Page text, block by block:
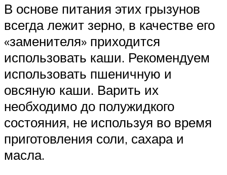
В основе питания этих грызунов
всегда лежит зерно, в качестве его
«заменителя» приходится
использовать каши. Рекомендуем
использовать пшеничную и
овсяную каши. Варить их
необходимо до полужидкого
состояния, не используя во время
приготовления соли, сахара и
масла.